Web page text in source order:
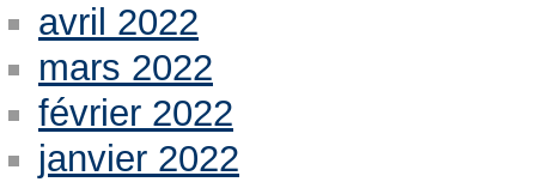
avril 2022
mars 2022
février 2022
janvier 2022